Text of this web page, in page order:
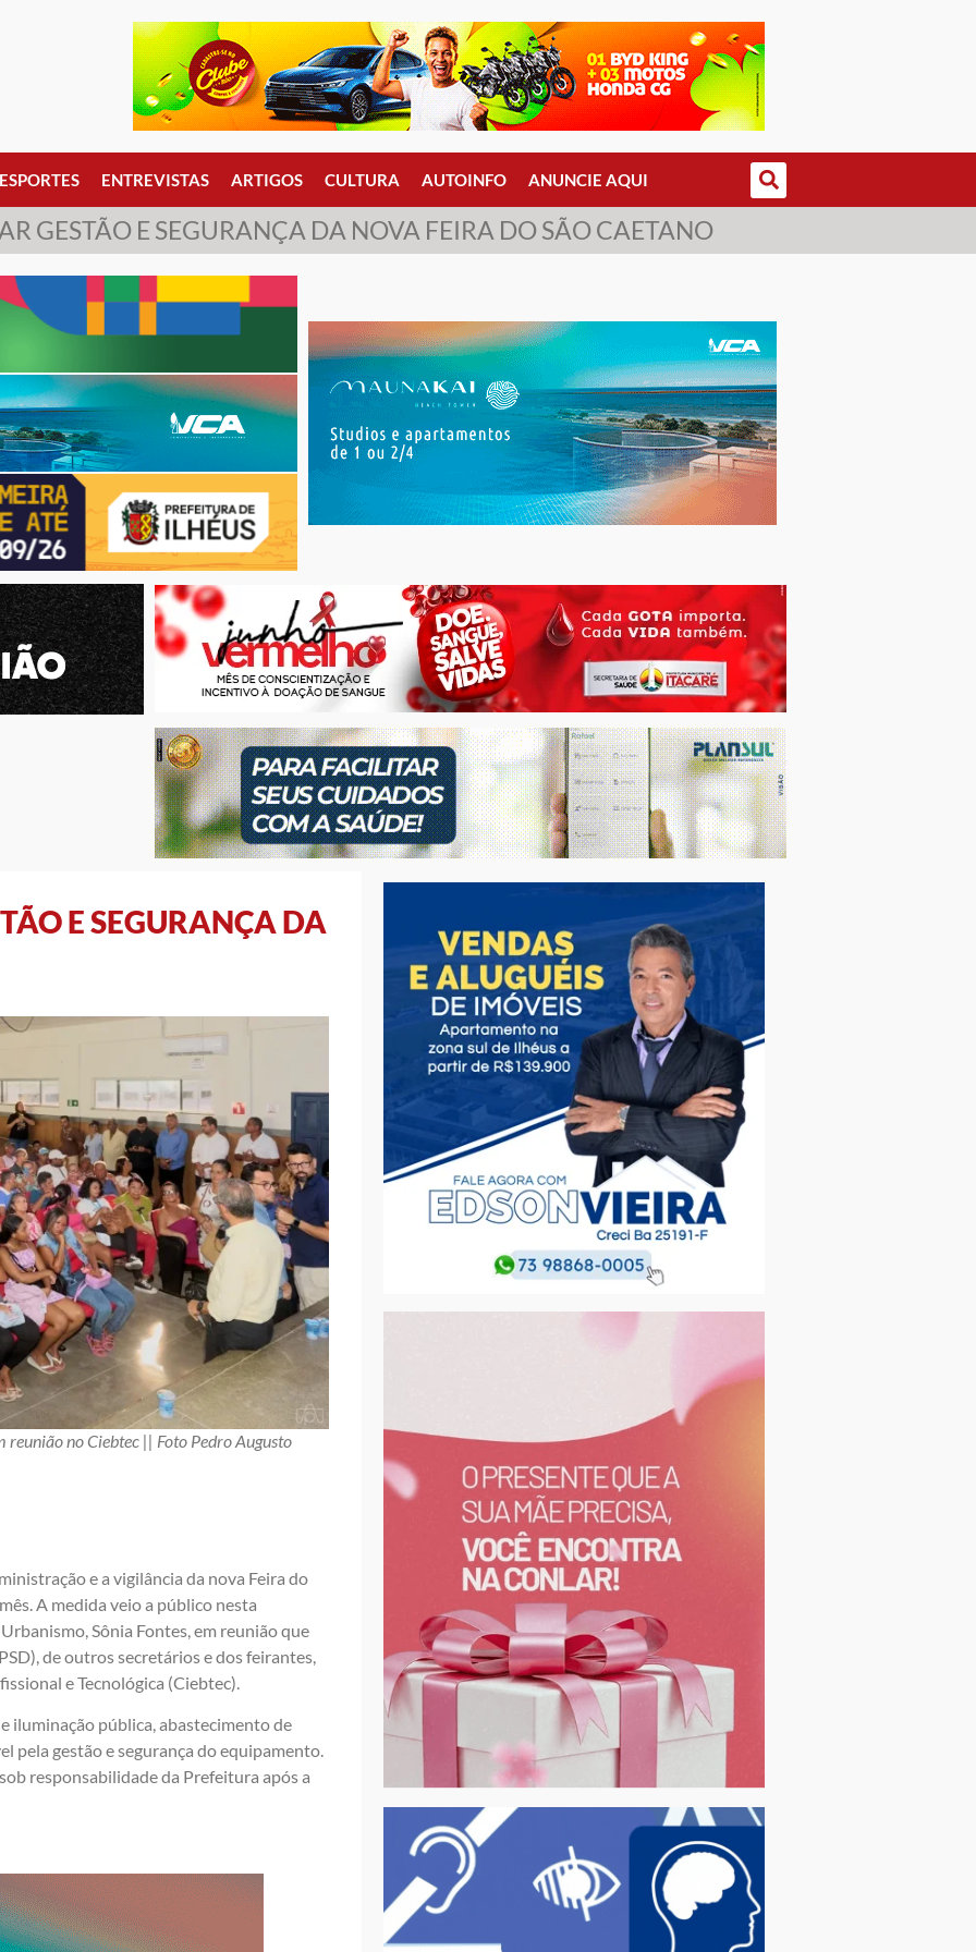
ESPORTES ENTREVISTAS ARTIGOS CULTURA AUTOINFO ANUNCIE AQUI
GESTÃO E SEGURANÇA DA NOVA FEIRA DO SÃO CAETANO
E SEGURANÇA DA
reunião no Ciebtec || Foto Pedro Augusto
e a vigilância da nova Feira do
A medida veio a público nesta
Sônia Fontes, em reunião que
de outros secretários e dos feirantes,
e Tecnológica (Ciebtec).
iluminação pública, abastecimento de
pela gestão e segurança do equipamento.
responsabilidade da Prefeitura após a